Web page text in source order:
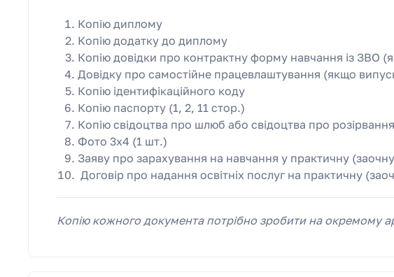
Копію диплому
Копію додатку до диплому
Копію довідки про контрактну форму навчання із ЗВО
Довідку про самостійне працевлаштування (якщо
Копію ідентифікаційного коду
Копію паспорту (1, 2, 11 стор.)
Копію свідоцтва про шлюб або свідоцтва про
Фото 3х4 (1 шт.)
Заяву про зарахування на навчання у практичну
Договір про надання освітніх послуг на практичну
Копію кожного документа потрібно зробити на окремому